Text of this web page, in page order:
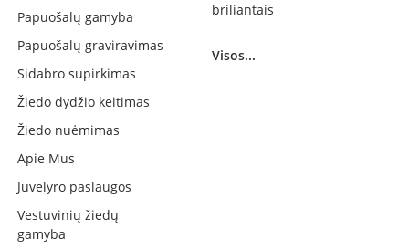
Papuošalų gamyba
Papuošalų graviravimas
Sidabro supirkimas
Žiedo dydžio keitimas
Žiedo nuėmimas
Apie Mus
Juvelyro paslaugos
Vestuvinių žiedų
gamyba
briliantais
Visos...